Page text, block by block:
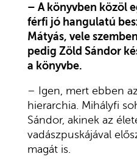
– A könyvben közöl
férfi jó hangulatú
Mátyás, vele
pedig Zöld Sándor
a könyvbe.
– Igen, mert ebben
hierarchia. Mihályfi
Sándor, akinek az
vadászpuskájával
magát is.